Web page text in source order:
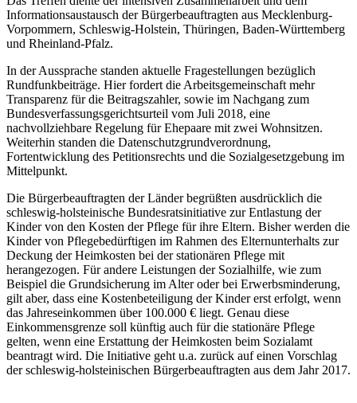
Informationsaustausch der Bürgerbeauftragten aus Mecklenburg-
Vorpommern, Schleswig-Holstein, Thüringen, Baden-Württemberg
und Rheinland-Pfalz.
In der Aussprache standen aktuelle Fragestellungen bezüglich
Rundfunkbeiträge. Hier fordert die Arbeitsgemeinschaft mehr
Transparenz für die Beitragszahler, sowie im Nachgang zum
Bundesverfassungsgerichtsurteil vom Juli 2018, eine
nachvollziehbare Regelung für Ehepaare mit zwei Wohnsitzen.
Weiterhin standen die Datenschutzgrundverordnung,
Fortentwicklung des Petitionsrechts und die Sozialgesetzgebung im
Mittelpunkt.
Die Bürgerbeauftragten der Länder begrüßten ausdrücklich die
schleswig-holsteinische Bundesratsinitiative zur Entlastung der
Kinder von den Kosten der Pflege für ihre Eltern. Bisher werden die
Kinder von Pflegebedürftigen im Rahmen des Elternunterhalts zur
Deckung der Heimkosten bei der stationären Pflege mit
herangezogen. Für andere Leistungen der Sozialhilfe, wie zum
Beispiel die Grundsicherung im Alter oder bei Erwerbsminderung,
gilt aber, dass eine Kostenbeteiligung der Kinder erst erfolgt, wenn
das Jahreseinkommen über 100.000 € liegt. Genau diese
Einkommensgrenze soll künftig auch für die stationäre Pflege
gelten, wenn eine Erstattung der Heimkosten beim Sozialamt
beantragt wird. Die Initiative geht u.a. zurück auf einen Vorschlag
der schleswig-holsteinischen Bürgerbeauftragten aus dem Jahr 2017.